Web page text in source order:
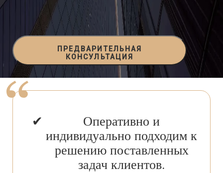
ПРЕДВАРИТЕЛЬНАЯ
КОНСУЛЬТАЦИЯ
Оперативно и
индивидуально подходим к
решению поставленных
задач клиентов.